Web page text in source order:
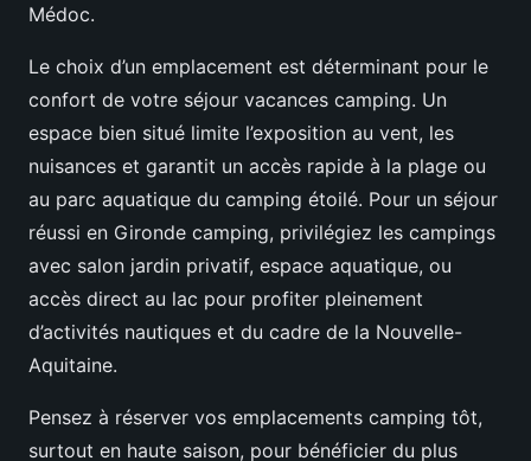
Médoc.
Le choix d’un emplacement est déterminant pour le
confort de votre séjour vacances camping. Un
espace bien situé limite l’exposition au vent, les
nuisances et garantit un accès rapide à la plage ou
au parc aquatique du camping étoilé. Pour un séjour
réussi en Gironde camping, privilégiez les campings
avec salon jardin privatif, espace aquatique, ou
accès direct au lac pour profiter pleinement
d’activités nautiques et du cadre de la Nouvelle-
Aquitaine.
Pensez à réserver vos emplacements camping tôt,
surtout en haute saison, pour bénéficier du plus